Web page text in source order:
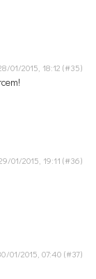
01/2015, 18:12
01/2015, 19:11
01/2015, 07:40